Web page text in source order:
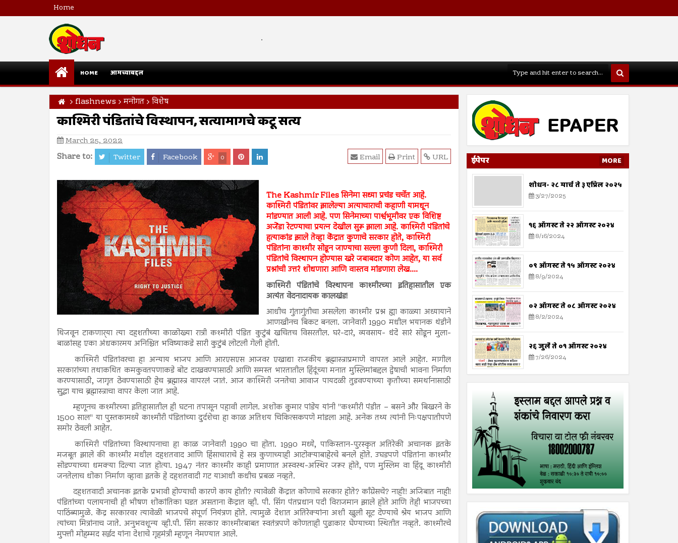
Home
.
HOME आमच्याबद्दल
flashnews मनोगत विशेष
काश्मिरी पंडितांचे विस्थापन, सत्यामागचे कटू सत्य
March 25, 2022
Share to: Twitter Facebook 0 URL
Print
Email
The Kashmir Files सिनेमा सध्या प्रचंड चर्चेत आहे.
काश्मिरी पंडितांवर झालेल्या अत्याचाराची कहाणी यामधून
मांडण्यात आली आहे. पण सिनेमाच्या पार्श्वभूमीवर एक विशिष्ट
अजेंडा रेटण्याचा प्रयत्न देखील सुरू झाला आहे. काश्मिरी पंडितांचे
हत्याकांड झाले तेव्हा केंद्रात कुणाचे सरकार होते, काश्मिरी
पंडितांना काश्मीर सोडून जाण्याचा सल्ला कुणी दिला, काश्मिरी
पंडितांचे विस्थापन होण्यास खरे जबाबदार कोण आहेत, या सर्व
प्रश्नांची उत्तरं शोधणारा आणि वास्तव मांडणारा लेख....
काश्मिरी पंडितांचे विस्थापन! काश्मीरच्या इतिहासातील एक
अत्यंत वेदनादायक कालखंड!
आधीच गुंतागुंतीचा असलेला काश्मीर प्रश्न ह्या काळ्या अध्यायाने
आणखीनच बिकट बनला. जानेवारी 1990 मधील भयानक थंडीने
थिजवून टाकणार्‍या त्या दहशतीच्या काळोख्या रात्री कश्मीरी पंडित कुटुंबं खचितच विसरतील. घरं-दारं, व्यवसाय- धंदे सारं सोडून मुला-
बाळांसह एका अंधकारमय अनिश्चित भविष्याकडे सारी कुटुंबं लोटली गेली होती.
काश्मिरी पंडितांवरचा हा अन्याय भाजप आणि आरएसएस आजवर एखाद्या राजकीय ब्रह्मास्त्राप्रमाणे वापरत आले आहेत. मागील
सरकारांच्या तथाकथित कमकुवतपणाकडे बोट दाखवण्यासाठी आणि समस्त भारतातील हिंदूंच्या मनात मुस्लिमांबद्दल द्वेषाची भावना निर्माण
करण्यासाठी, जागृत ठेवण्यासाठी हेच ब्रह्मास्त्र वापरलं जातं. आज काश्मिरी जनतेचा आवाज पायदळी तुडवण्याच्या कृतीच्या समर्थानासाठी
सुद्धा याच ब्रह्मास्त्राचा वापर केला जात आहे.
म्हणूनच कश्मीरच्या इतिहासातील ही घटना तपासून पहावी लागेल. अशोक कुमार पांडेय यांनी "कश्मीरी पंडीत – बसने और बिखरने के
1500 साल" या पुस्तकामध्ये काश्मीरी पंडितांच्या दुर्दशेचा हा काळ अतिशय चिकित्सकपणे मांडला आहे. अनेक तथ्य त्यांनी निःपक्षपातीपणे
समोर ठेवली आहेत.
काश्मिरी पंडितांच्या विस्थापनाचा हा काळ जानेवारी 1990 चा होता. 1990 मध्ये, पाकिस्तान-पुरस्कृत अतिरेकी अचानक इतके
मजबूत झाले की काश्मीर मधील दहशतवाद आणि हिंसाचाराचे हे सत्र कुणाच्याही आटोक्याबाहेरचे बनले होते. उघडपणे पंडितांना काश्मीर
सोडण्याच्या धमक्या दिल्या जात होत्या. 1947 नंतर काश्मीर काही प्रमाणात अस्वस्थ-अस्थिर जरूर होते, पण मुस्लिम वा हिंदू काश्मीरी
जनतेलाच धोका निर्माण व्हावा इतके हे दहशतवादी गट याआधी कधीच प्रबळ नव्हते.
दहशतवादी अचानक इतके प्रभावी होण्याची कारणे काय होती? त्यावेळी केंद्रात कोणाचे सरकार होते? काँग्रेसचे? नाही!! अजिबात नाही!
पंडितांच्या पलायनाची ही भीषण शोकांतिका घडत असताना केंद्रात व्ही. पी. सिंग पंतप्रधान पदी विराजमान झाले होते आणि तेही भाजपच्या
पाठिंब्यामुळे. केंद्र सरकारवर त्यावेळी भाजपचे संपूर्ण नियंत्रण होते. त्यामुळे देशात अतिरेक्यांना अशी खुली सूट देण्याचे श्रेय भाजप आणि
त्यांच्या मित्रांनाच जाते. अनुभवशून्य व्ही.पी. सिंग सरकार काश्मीरबाबत स्वतंत्रपणे कोणताही पुढाकार घेण्याच्या स्थितीत नव्हते. काश्मीरचे
मुफ्ती मोहम्मद सईद यांना देशाचे गृहमंत्री म्हणून नेमण्यात आले.
ईपेपर MORE
शोधन- २८ मार्च ते ३ एप्रिल २०२५
3/27/2025
१६ ऑगस्ट ते २२ ऑगस्ट २०२४
8/16/2024
०९ ऑगस्ट ते १५ ऑगस्ट २०२४
8/9/2024
०२ ऑगस्ट ते ०८ ऑगस्ट २०२४
8/2/2024
२६ जुलै ते ०१ ऑगस्ट २०२४
7/26/2024